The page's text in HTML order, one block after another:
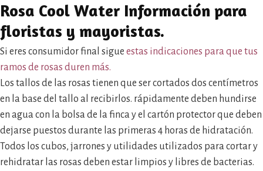
Rosa Cool Water Información para
floristas y mayoristas.
Si eres consumidor final sigue estas indicaciones para que tus
ramos de rosas duren más.
Los tallos de las rosas tienen que ser cortados dos centímetros
en la base del tallo al recibirlos. rápidamente deben hundirse
en agua con la bolsa de la finca y el cartón protector que deben
dejarse puestos durante las primeras 4 horas de hidratación.
Todos los cubos, jarrones y utilidades utilizados para cortar y
rehidratar las rosas deben estar limpios y libres de bacterias.